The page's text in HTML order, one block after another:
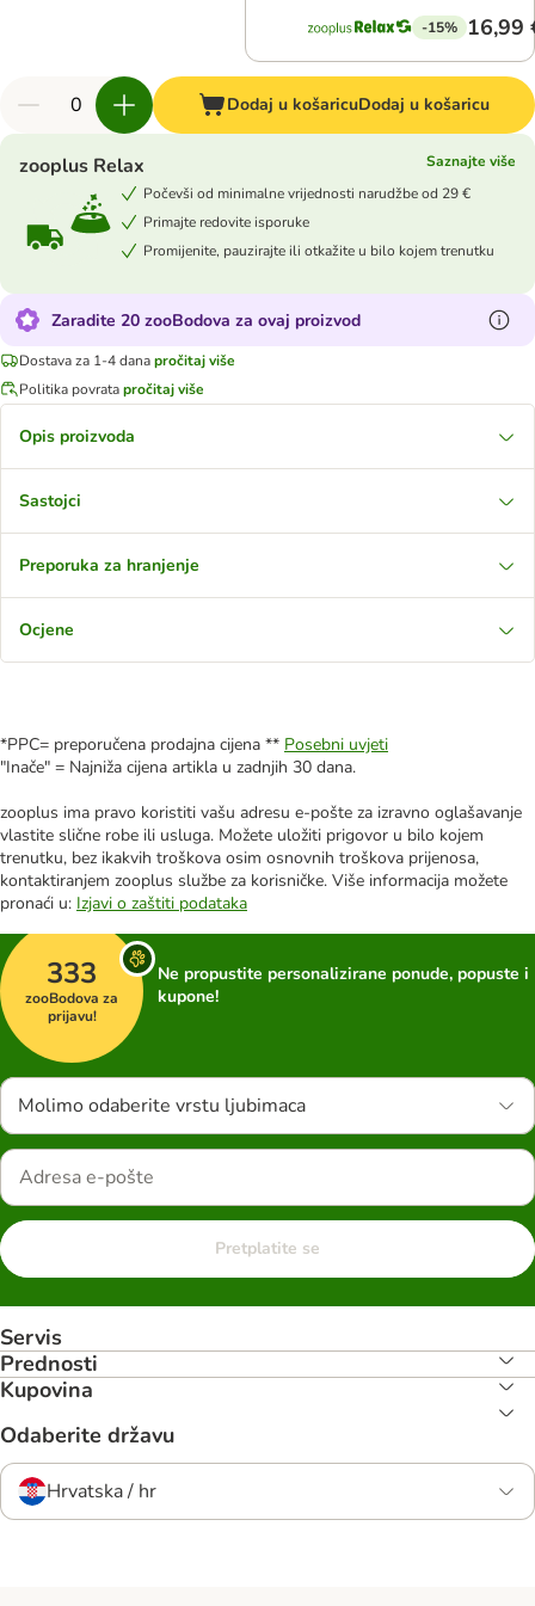
-15% 16,99
Dodaj u košaricuDodaj u košaricu
zooplus Relax
Saznajte više
Počevši od minimalne vrijednosti narudžbe od 29 €
Primajte redovite isporuke
Promijenite, pauzirajte ili otkažite u bilo kojem trenutku
Zaradite 20 zooBodova za ovaj proizvod
Dostava za 1-4 danapročitaj više
Politika povratapročitaj više
Opis proizvoda
Sastojci
Preporuka za hranjenje
Ocjene
*PPC= preporučena prodajna cijena ** Posebni uvjeti
"Inače" = Najniža cijena artikla u zadnjih 30 dana.
zooplus ima pravo koristiti vašu adresu e-pošte za izravno oglašavanje
vlastite slične robe ili usluga. Možete uložiti prigovor u bilo kojem
trenutku, bez ikakvih troškova osim osnovnih troškova prijenosa,
kontaktiranjem zooplus službe za korisničke. Više informacija možete
pronaći u: Izjavi o zaštiti podataka
333
zooBodova za
prijavu!
Ne propustite personalizirane ponude, popuste i
kupone!
Molimo odaberite vrstu ljubimaca
Pretplatite se
Servis
Prednosti
Kupovina
Odaberite državu
Hrvatska / hr